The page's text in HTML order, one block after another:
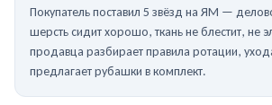
Покупатель поставил 5 звёзд на ЯМ —
шерсть сидит хорошо, ткань не блестит, не
продавца разбирает правила ротации,
предлагает рубашки в комплект.